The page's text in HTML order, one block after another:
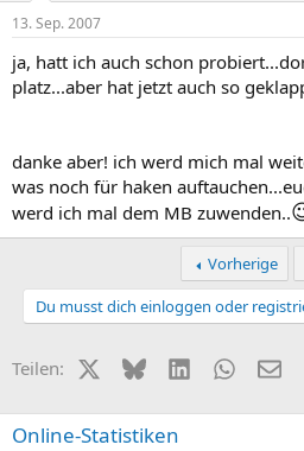
13. Sep. 2007
ja, hatt ich auch schon
platz...aber hat jetzt auch so
danke aber! ich werd mich mal
was noch für haken
werd ich mal dem MB zuwenden..
Vorherige
Du musst dich einloggen oder
Teilen: X (Twitter)
BlueskyLinkedIn E-
Online-Statistiken